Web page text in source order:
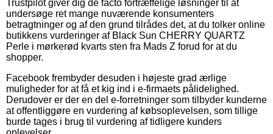
Trustpilot giver dig de facto fortræffelige løsninger til at
undersøge ret mange nuværende konsumenters
betragtninger og af den grund tilrådes det, at du tolker online
butikkens vurderinger af Black Sun CHERRY QUARTZ
Perle i mørkerød kvarts sten fra Mads Z forud for at du
shopper.
Facebook frembyder desuden i højeste grad ærlige
muligheder for at få et kig ind i e-firmaets pålidelighed.
Derudover er der en del e-forretninger som tilbyder kunderne
at offentliggøre en vurdering af købsoplevelsen, som tillige
burde tages i brug til vurdering af tidligere kunders